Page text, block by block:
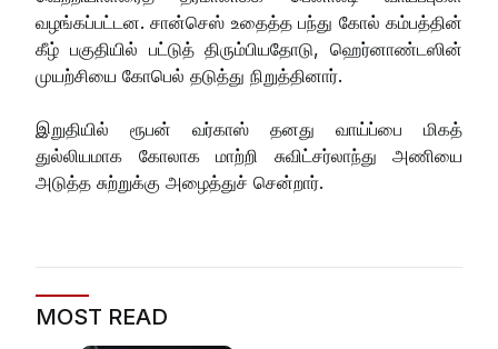
வழங்கப்பட்டன. சான்செஸ் உதைத்த பந்து கோல் கம்பத்தின்
கீழ் பகுதியில் பட்டுத் திரும்பியதோடு, ஹெர்னாண்டஸின்
முயற்சியை கோபெல் தடுத்து நிறுத்தினார்.
இறுதியில் ரூபன் வர்காஸ் தனது வாய்ப்பை மிகத்
துல்லியமாக கோலாக மாற்றி சுவிட்சர்லாந்து அணியை
அடுத்த சுற்றுக்கு அழைத்துச் சென்றார்.
MOST READ